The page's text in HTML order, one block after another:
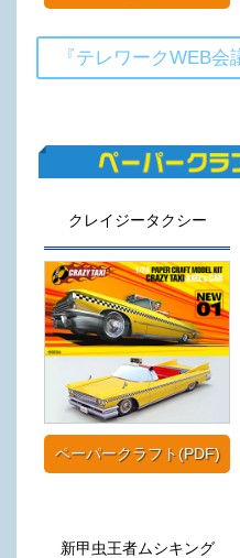
『テレワークWEB
クレイジータクシー
ペーパークラフト(PDF)
新甲虫王者ムシキング